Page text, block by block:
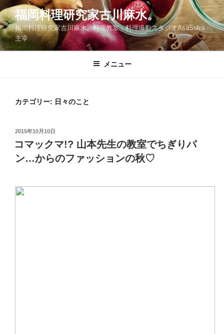
ン
テ
ン
ツ
福岡料理研究家古川麻水。
福岡料理研究家古川麻水。料理教室 料理撮影スタジオAsaSofra
主宰
メニュー
カテゴリー: 日々のこと
投
日:
2015年10月10日
コマックマ!? 山本先生の教室でちぎりパ
ン…からのファッションの秋♡